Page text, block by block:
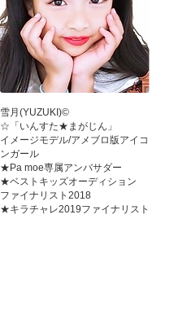
雪月(YUZUKI)©
☆「いんすた★まがじん」
イメージモデル/アメブロ版アイコ
ンガール
★Pa moe専属アンバサダー
★ベストキッズオーディション
ファイナリスト2018
★キラチャレ2019ファイナリスト